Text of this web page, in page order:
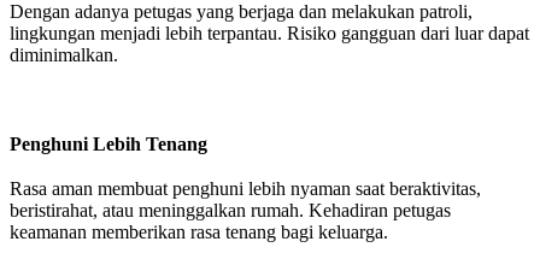
Dengan adanya petugas yang berjaga dan melakukan patroli,
lingkungan menjadi lebih terpantau. Risiko gangguan dari luar dapat
diminimalkan.
Penghuni Lebih Tenang
Rasa aman membuat penghuni lebih nyaman saat beraktivitas,
beristirahat, atau meninggalkan rumah. Kehadiran petugas
keamanan memberikan rasa tenang bagi keluarga.